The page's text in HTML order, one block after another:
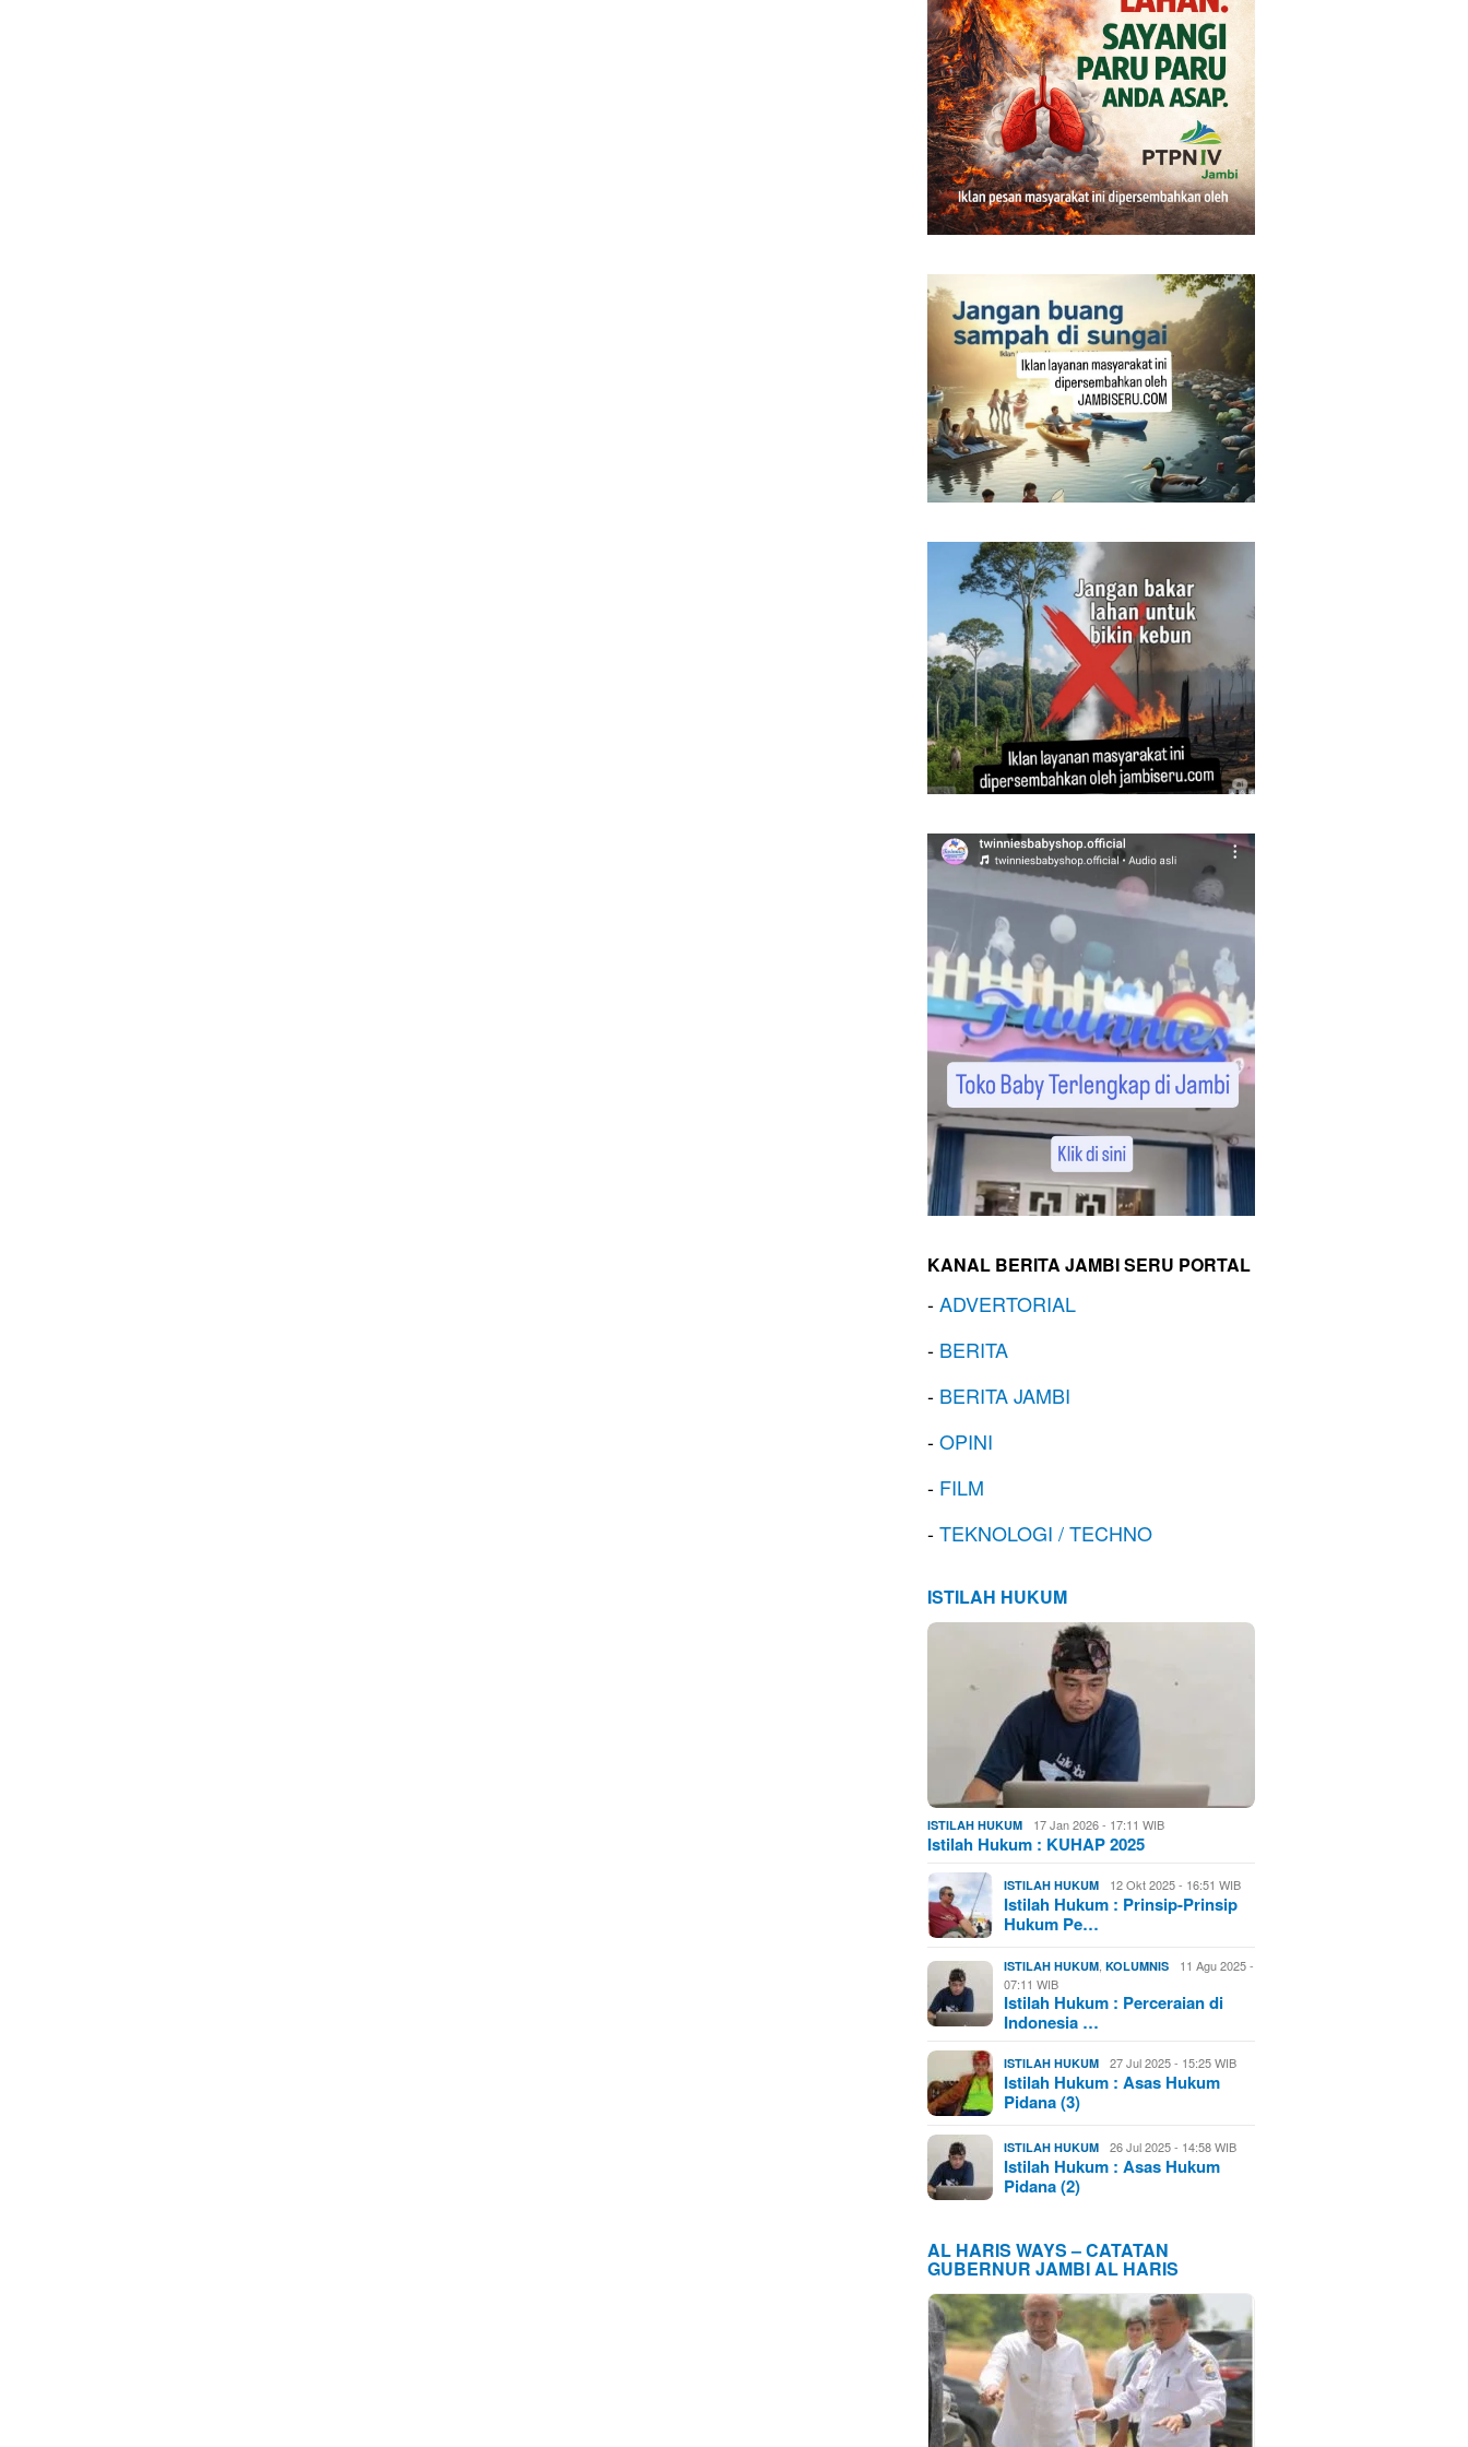
KANAL BERITA JAMBI SERU PORTAL
-ADVERTORIAL
- BERITA
- BERITA JAMBI
-OPINI
- FILM
-TEKNOLOGI / TECHNO
ISTILAH HUKUM
ISTILAH HUKUM 17 Jan 2026 - 17:11 WIB
Istilah Hukum : KUHAP 2025
ISTILAH HUKUM 12 Okt 2025 - 16:51 WIB
Istilah Hukum : Prinsip-Prinsip
Hukum Pe…
ISTILAH HUKUM ,KOLUMNIS
11 Agu 2025 -
07:11 WIB
Istilah Hukum : Perceraian di
Indonesia …
ISTILAH HUKUM 27 Jul 2025 - 15:25 WIB
Istilah Hukum : Asas Hukum
Pidana (3)
ISTILAH HUKUM 26 Jul 2025 - 14:58 WIB
Istilah Hukum : Asas Hukum
Pidana (2)
AL HARIS WAYS – CATATAN
GUBERNUR JAMBI AL HARIS